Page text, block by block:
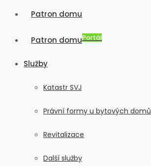
Patron domu
Patron domuPortál
Služby
Katastr SVJ
Právní formy u bytových domů
Revitalizace
Další služby